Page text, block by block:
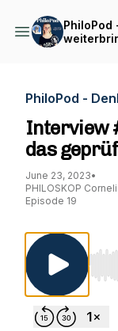
PhiloPod
PhiloPod -
Interview
das
June 23, 2023•
PHILOSKOP
Episode 19
Use